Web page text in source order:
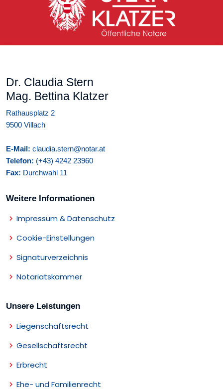
Dr. Claudia Stern
Mag. Bettina Klatzer
Rathausplatz 2
9500 Villach
E-Mail: claudia.stern@notar.at
Telefon: (+43) 4242 23960
Fax: Durchwahl 11
Weitere Informationen
Impressum & Datenschutz
Cookie-Einstellungen
Signaturverzeichnis
Notariatskammer
Unsere Leistungen
Liegenschaftsrecht
Gesellschaftsrecht
Erbrecht
Ehe- und Familienrecht